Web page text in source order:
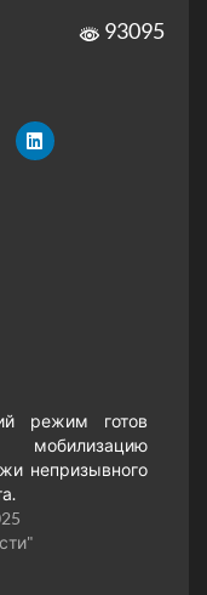
93095
режим готов
мобилизацию
непризывного